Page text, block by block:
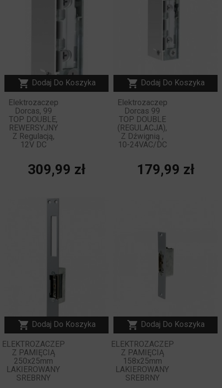
 Dodaj Do Koszyka
Elektrozaczep
Dorcas, 99
TOP DOUBLE,
REWERSYJNY
Z Regulacją,
12V DC
Cena
309,99 zł
 Dodaj Do Koszyka
Elektrozaczep
Dorcas 99
TOP DOUBLE
(REGULACJA),
Z Dźwignią ,
10-24VAC/DC
Cena
179,99 zł
 Dodaj Do Koszyka
ELEKTROZACZEP
Z PAMIĘCIĄ
250x25mm
LAKIEROWANY
SREBRNY
 Dodaj Do Koszyka
ELEKTROZACZEP
Z PAMIĘCIĄ
158x25mm
LAKIEROWANY
SREBRNY